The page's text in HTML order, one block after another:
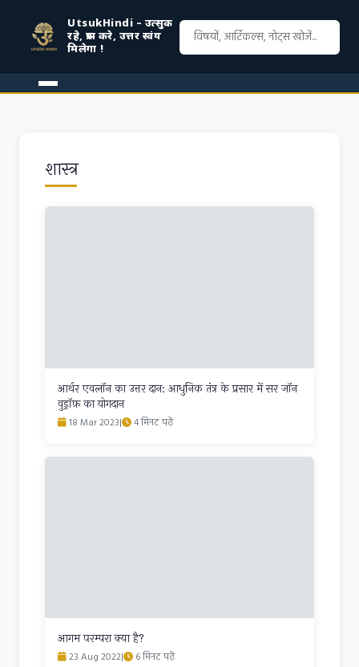
UtsukHindi – उत्सुक
रहे, प्रश्न करे, उत्तर स्वंय
मिलेगा !
शास्त्र
आर्थर एवलॉन का उत्तर दान: आधुनिक तंत्र के प्रसार में सर जॉन
वुड्रॉफ़ का योगदान
18 Mar 2023| 4 मिनट पढ़ें
आगम परम्परा क्या है?
23 Aug 2022| 6 मिनट पढ़ें